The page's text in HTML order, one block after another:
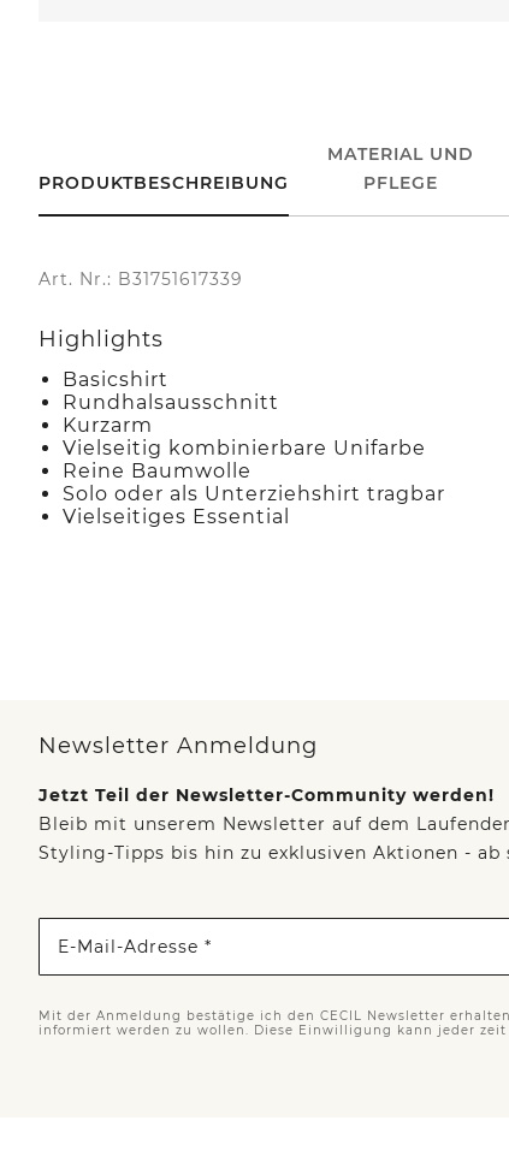
PRODUKTBESCHREIBUNG
MATERIAL UND
PFLEGE
Art. Nr.: B31751617339
Highlights
Basicshirt
Rundhalsausschnitt
Kurzarm
Vielseitig kombinierbare Unifarbe
Reine Baumwolle
Solo oder als Unterziehshirt tragbar
Vielseitiges Essential
Newsletter Anmeldung
Jetzt Teil der Newsletter-Community werden!
Bleib mit unserem Newsletter auf dem
Styling-Tipps bis hin zu exklusiven Aktionen -
E-Mail-Adresse *
Mit der Anmeldung bestätige ich den CECIL Newsletter
informiert werden zu wollen. Diese Einwilligung kann jeder